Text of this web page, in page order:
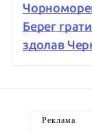
Берег
здолав
Реклама